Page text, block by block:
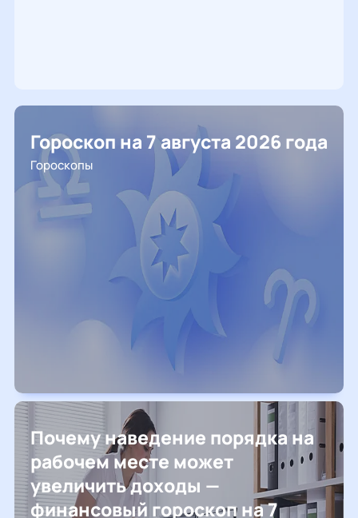
Гороскоп на 7 августа 2026 года
Гороскопы
Почему наведение порядка на
рабочем месте может
увеличить доходы —
финансовый гороскоп на 7